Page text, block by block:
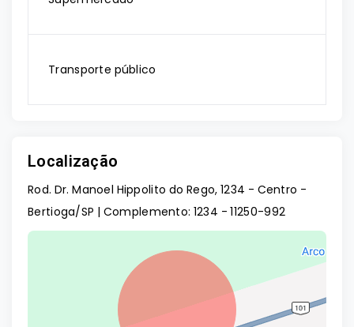
Transporte público
Localização
Rod. Dr. Manoel Hippolito do Rego, 1234 - Centro -
Bertioga/SP | Complemento: 1234 - 11250-992